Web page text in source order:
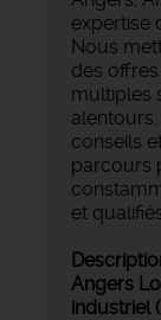
expertise
Nous
des
multiples
conseils
parcours
et
Angers
industriel